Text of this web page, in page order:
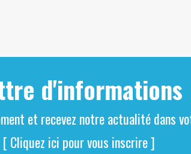
d'informations
et recevez notre actualité dans
[ Cliquez ici pour vous inscrire ]